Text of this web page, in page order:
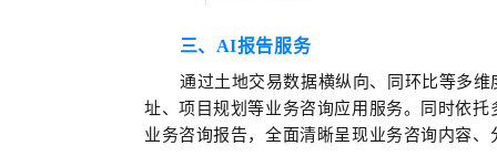
三、AI报告服务
通过土地交易数据横纵向、同环比等多
址、项目规划等业务咨询应用服务。
同时依托
业务咨询报告，全面清晰呈现业务咨询内容